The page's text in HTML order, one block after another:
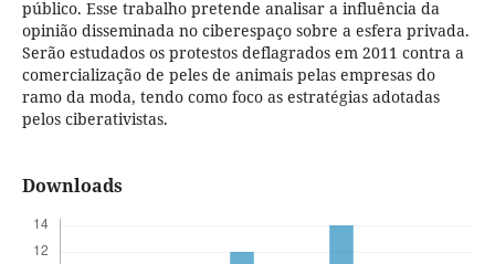
público. Esse trabalho pretende analisar a influência da
opinião disseminada no ciberespaço sobre a esfera privada.
Serão estudados os protestos deflagrados em 2011 contra a
comercialização de peles de animais pelas empresas do
ramo da moda, tendo como foco as estratégias adotadas
pelos ciberativistas.
Downloads